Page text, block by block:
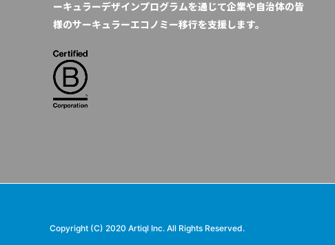
ーキュラーデザインプログラムを通じて企業や自治体の皆
様のサーキュラーエコノミー移行を支援します。
Copyright (C) 2020 Artiql Inc. All Rights Reserved.